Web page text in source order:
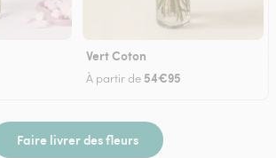
Vert Coton
À partir de 54€95
Faire livrer des fleurs